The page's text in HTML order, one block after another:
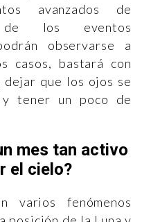
avanzados de
de los eventos
observarse a
casos, bastará con
que los ojos se
y tener un poco de
mes tan activo
el cielo?
varios fenómenos